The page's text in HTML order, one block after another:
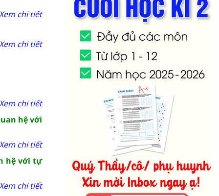
chi tiết
chi tiết
chi tiết
hệ với
chi tiết
hệ với tự
chi tiết